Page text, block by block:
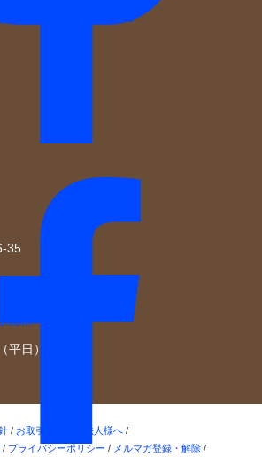
35
平日）
/ お取引ご希望の法人様へ /
/ プライバシーポリシー / メルマガ登録・解除 /